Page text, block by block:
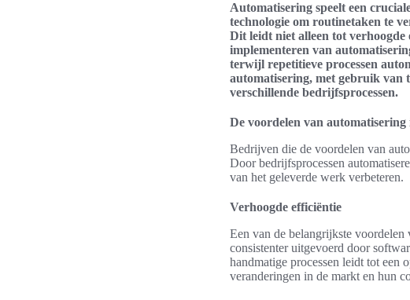
Automatisering speelt een
technologie om routinetaken te
Dit leidt niet alleen tot
implementeren van
terwijl repetitieve processen
automatisering, met gebruik van
verschillende bedrijfsprocessen.
De voordelen van
Bedrijven die de voordelen van
Door bedrijfsprocessen
van het geleverde werk verbeteren.
Verhoogde efficiëntie
Een van de belangrijkste voordelen
consistenter uitgevoerd door
handmatige processen leidt tot een
veranderingen in de markt en hun